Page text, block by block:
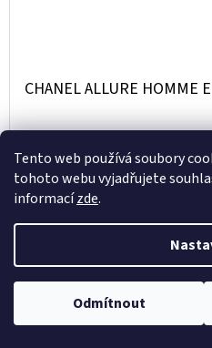
Tento web používá soubory
tohoto webu vyjadřujete
informacízde.
Odmítnout
CHANEL ALLURE HOMME
4 344 Kč